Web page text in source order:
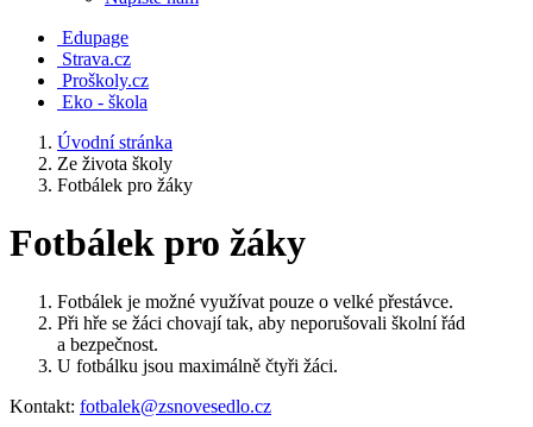
Edupage
Strava.cz
Proškoly.cz
Eko - škola
Úvodní stránka
Ze života školy
Fotbálek pro žáky
Fotbálek pro žáky
Fotbálek je možné využívat pouze o velké přestávce.
Při hře se žáci chovají tak, aby neporušovali školní řád
a bezpečnost.
U fotbálku jsou maximálně čtyři žáci.
Kontakt: fotbalek@zsnovesedlo.cz